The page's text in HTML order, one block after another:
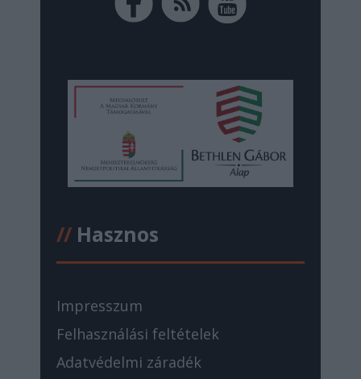
//Hasznos
Impresszum
Felhasználási feltételek
Adatvédelmi záradék